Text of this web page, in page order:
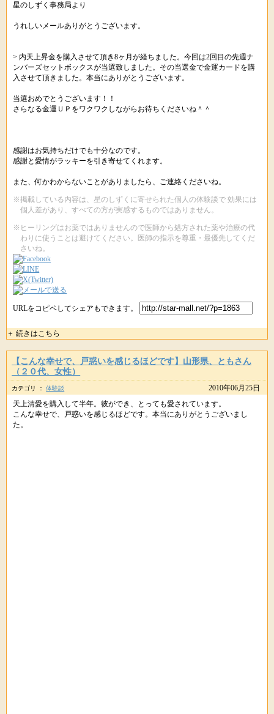
星のしずく事務局より
うれしいメールありがとうございます。
> 内天上昇金を購入させて頂き8ヶ月が経ちました。今回は2回目の先週ナ
ンバーズセットボックスが当選致しました。その当選金で金運カードを購
入させて頂きました。本当にありがとうございます。
当選おめでとうございます！！
さらなる金運ＵＰをワクワクしながらお待ちくださいね＾＾
感謝はお気持ちだけでも十分なのです。
感謝と愛情がラッキーを引き寄せてくれます。
また、何かわからないことがありましたら、ご連絡くださいね。
※掲載している内容は、星のしずくに寄せられた個人の体験談で 効果には
個人差があり、すべての方が実感するものではありません。
※ヒーリングはお薬ではありませんので医師から処方された薬や治療の代
わりに使うことは避けてください。医師の指示を尊重・最優先してくだ
さいね。
URLをコピペしてシェアもできます。
＋ 続きはこちら
【こんな幸せで、戸惑いを感じるほどです】山形県、ともさん
（２０代、女性）
カテゴリ ：体験談
2010年06月25日
天上清愛を購入して半年。彼ができ、とっても愛されています。
こんな幸せで、戸惑いを感じるほどです。本当にありがとうございまし
た。